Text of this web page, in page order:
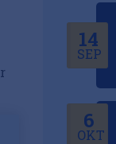
14
SEP
6
OKT